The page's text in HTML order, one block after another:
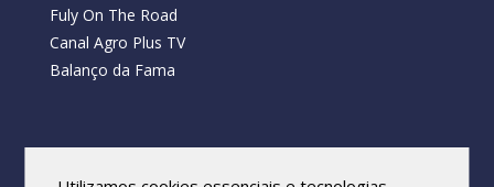
Fuly On The Road
Canal Agro Plus TV
Balanço da Fama
Todos os direitos reservados.